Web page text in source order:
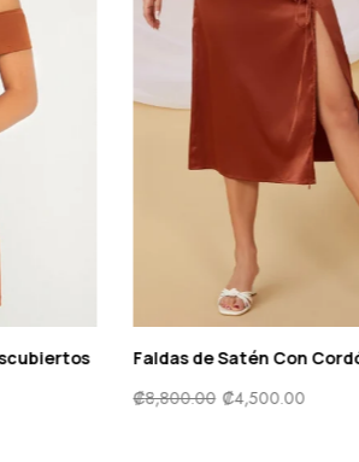
descubiertos Faldas de Satén
₡8,800.00 ₡4,500.00